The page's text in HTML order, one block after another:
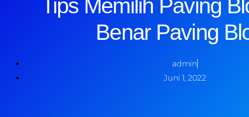
Tips Memilih Paving
Benar Paving
admin
Juni 1, 2022